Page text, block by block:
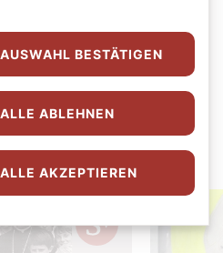
auch
AUSWAHL BESTÄTIGEN
ALLE ABLEHNEN
ALLE AKZEPTIEREN